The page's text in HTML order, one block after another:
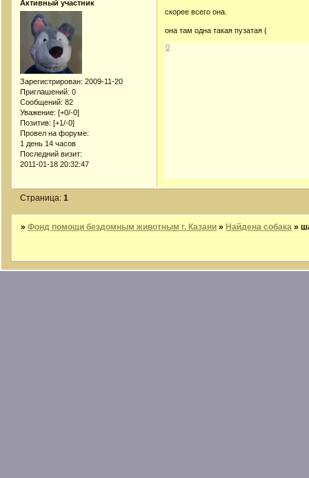
Активный участник
Зарегистрирован: 2009-11-20
Приглашений: 0
Сообщений: 82
Уважение: [+0/-0]
Позитив: [+1/-0]
Провел на форуме:
1 день 14 часов
Последний визит:
2011-01-18 20:32:47
скорее всего она.
она там одна такая пузатая (
0
Страница:1
»Фонд помощи бездомным животным г. Казани » Найдена собака »